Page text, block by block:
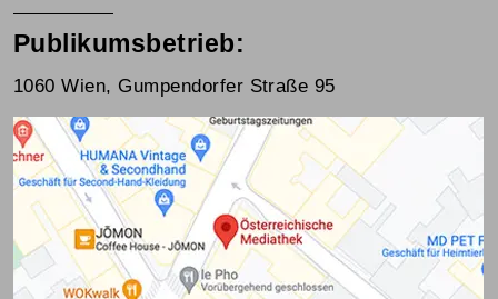
Publikumsbetrieb:
1060 Wien, Gumpendorfer Straße 95